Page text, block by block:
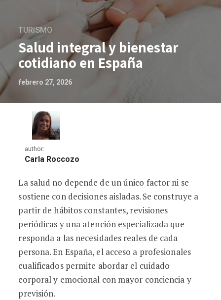
TURISMO
Salud integral y bienestar
cotidiano en España
febrero 27, 2026
author:
Carla Roccozo
Salud integral y bienestar cotidiano en
La salud no depende de un único factor ni se
sostiene con decisiones aisladas. Se construye a
partir de hábitos constantes, revisiones
periódicas y una atención especializada que
responda a las necesidades reales de cada
persona. En España, el acceso a profesionales
cualificados permite abordar el cuidado
corporal y emocional con mayor conciencia y
previsión.